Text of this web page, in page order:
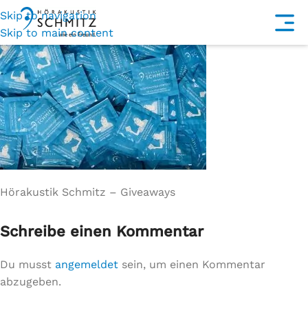
Skip to navigation
Skip to main content
Hörakustik Schmitz – Giveaways
Schreibe einen Kommentar
Du musst angemeldet sein, um einen Kommentar
abzugeben.